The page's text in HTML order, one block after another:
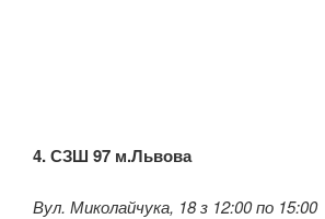
4. СЗШ 97 м.Львова
Вул. Миколайчука, 18 з 12:00 по 15:00